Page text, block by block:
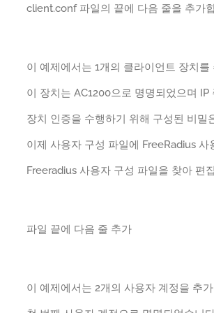
client.conf 파일의 끝에 다음 줄을 추가
이 예제에서는 1개의 클라이언트 장치를
이 장치는 AC1200으로 명명되었으며 IP
장치 인증을 수행하기 위해 구성된 비밀
이제 사용자 구성 파일에 FreeRadius 사
Freeradius 사용자 구성 파일을 찾아 편
파일 끝에 다음 줄 추가
이 예제에서는 2개의 사용자 계정을 추